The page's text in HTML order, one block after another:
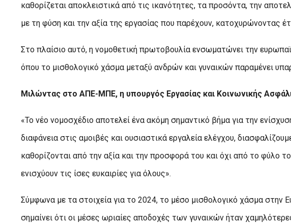
καθορίζεται αποκλειστικά από τις ικανότητες, τα προσόντα, την
με τη φύση και την αξία της εργασίας που παρέχουν, κατοχυρώνοντας
Στο πλαίσιο αυτό, η νομοθετική πρωτοβουλία ενσωματώνει την
όπου το μισθολογικό χάσμα μεταξύ ανδρών και γυναικών παραμένει
Μιλώντας στο ΑΠΕ-ΜΠΕ, η υπουργός Εργασίας και Κοινωνικής
«Το νέο νομοσχέδιο αποτελεί ένα ακόμη σημαντικό βήμα για την
διαφάνεια στις αμοιβές και ουσιαστικά εργαλεία ελέγχου,
καθορίζονται από την αξία και την προσφορά του και όχι από το φύλο
ενισχύουν τις ίσες ευκαιρίες για όλους».
Σύμφωνα με τα στοιχεία για το 2024, το μέσο μισθολογικό χάσμα στην
σημαίνει ότι οι μέσες ωριαίες αποδοχές των γυναικών ήταν